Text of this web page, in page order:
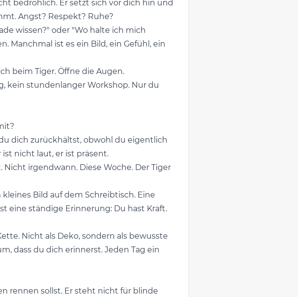
bedrohlich. Er setzt sich vor dich hin und
Angst? Respekt? Ruhe?
wissen?" oder "Wo halte ich mich
Manchmal ist es ein Bild, ein Gefühl, ein
beim Tiger. Öffne die Augen.
kein stundenlanger Workshop. Nur du
dich zurückhältst, obwohl du eigentlich
ist nicht laut, er ist präsent.
irgendwann. Diese Woche. Der Tiger
Bild auf dem Schreibtisch. Eine
eine ständige Erinnerung: Du hast Kraft.
Nicht als Deko, sondern als bewusste
dass du dich erinnerst. Jeden Tag ein
rennen sollst. Er steht nicht für blinde